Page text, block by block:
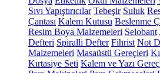
Sıvı Yapıştırıcılar Tebeşir Suluk
Çantası Kalem Kutusu Beslenme
Resim Boya Malzemeleri Selobant
Defteri Spiralli Defter Fihrist Not
Malzemeleri Masaüstü Gereçleri
Kırtasiye Seti Kalem ve Yazı